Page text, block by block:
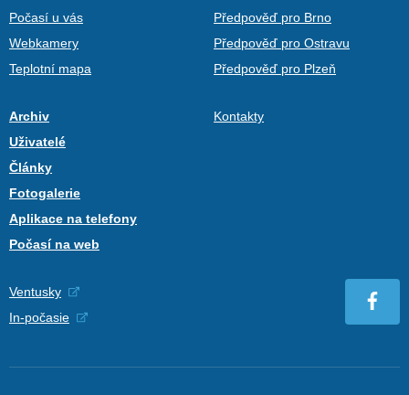
Počasí u vás
Webkamery
Teplotní mapa
Předpověď pro Brno
Předpověď pro Ostravu
Předpověď pro Plzeň
Archiv
Uživatelé
Články
Fotogalerie
Aplikace na telefony
Počasí na web
Kontakty
Ventusky
In-počasie